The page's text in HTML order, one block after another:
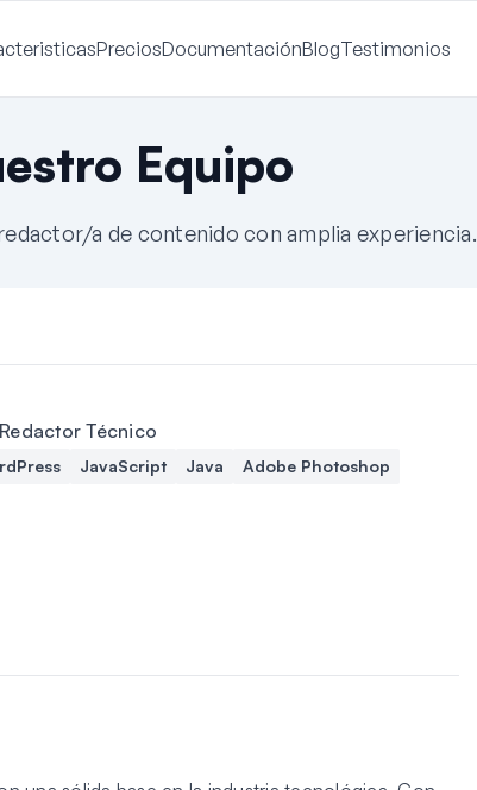
PreciosDocumentaciónBlogTestimonios
Equipo
a de contenido con amplia experiencia.
Redactor Técnico
JavaScript Java Adobe Photoshop